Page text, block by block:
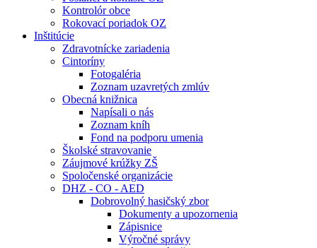
Kontrolór obce
Rokovací poriadok OZ
Inštitúcie
Zdravotnícke zariadenia
Cintoríny
Fotogaléria
Zoznam uzavretých zmlúv
Obecná knižnica
Napísali o nás
Zoznam kníh
Fond na podporu umenia
Školské stravovanie
Záujmové krúžky ZŠ
Spoločenské organizácie
DHZ - CO - AED
Dobrovolný hasičský zbor
Dokumenty a upozornenia
Zápisnice
Výročné správy